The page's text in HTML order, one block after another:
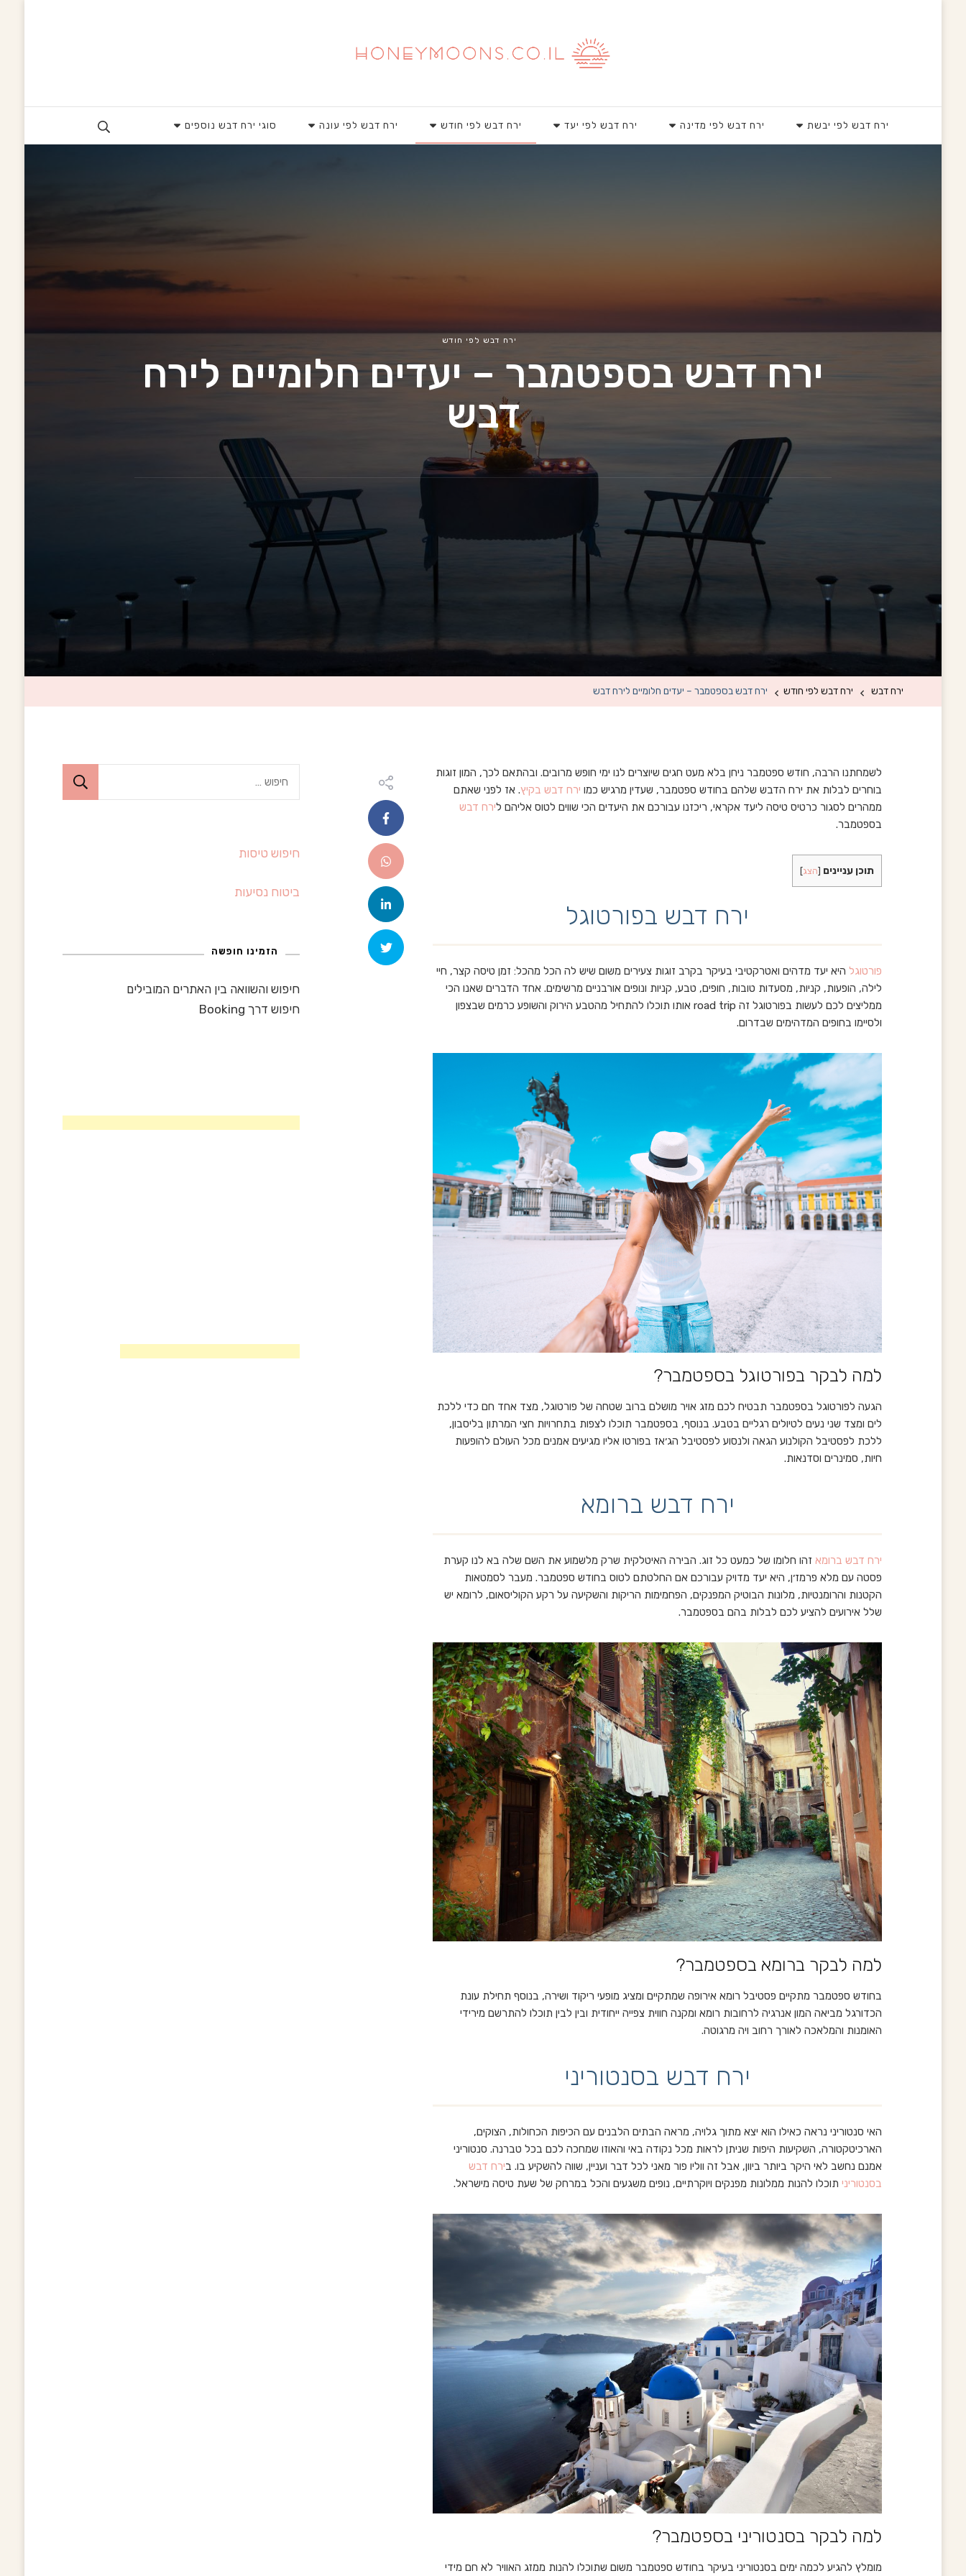
ירח דבש לפי יבשת ירח דבש לפי מדינה ירח דבש לפי יעד ירח דבש לפי חודש ירח דבש לפי עונה סוגי ירח דבש נוספים
ירח דבש לפי חודש
ירח דבש בספטמבר – יעדים חלומיים לירח
דבש
ירח דבש ירח דבש לפי חודש ירח דבש בספטמבר – יעדים חלומיים לירח דבש
לשמחתנו הרבה, חודש ספטמבר ניחן בלא מעט חגים שיוצרים לנו ימי חופש מרובים. ובהתאם לכך, המון זוגות
בוחרים לבלות את ירח הדבש שלהם בחודש ספטמבר, שעדין מרגיש כמו ירח דבש בקיץ. אז לפני שאתם
ממהרים לסגור כרטיס טיסה ליעד אקראי, ריכזנו עבורכם את היעדים הכי שווים לטוס אליהם לירח דבש
בספטמבר.
תוכן עניינים [הצג]
ירח דבש בפורטוגל
פורטוגלהיא יעד מדהים ואטרקטיבי בעיקר בקרב זוגות צעירים משום שיש לה הכל מהכל: זמן טיסה קצר, חיי
לילה, הופעות, קניות, מסעדות טובות, חופים, טבע, קניות ונופים אורבניים מרשימים. אחד הדברים שאנו הכי
ממליצים לכם לעשות בפורטוגל זה road trip אותו תוכלו להתחיל מהטבע הירוק והשופע כרמים שבצפון
ולסיימו בחופים המדהימים שבדרום.
למה לבקר בפורטוגל בספטמבר?
הגעה לפורטוגל בספטמבר תבטיח לכם מזג אויר מושלם ברוב שטחה של פורטוגל, מצד אחד חם כדי ללכת
לים ומצד שני נעים לטיולים רגליים בטבע. בנוסף, בספטמבר תוכלו לצפות בתחרויות חצי המרתון בליסבון,
ללכת לפסטיבל הקולנוע הגאה ולנסוע לפסטיבל הג׳אז בפורטו אליו מגיעים אמנים מכל העולם להופעות
חיות, סמינרים וסדנאות.
ירח דבש ברומא
ירח דבש ברומאזהו חלומו של כמעט כל זוג. הבירה האיטלקית שרק מלשמוע את השם שלה בא לנו קערת
פסטה עם מלא פרמז׳ן, היא יעד מדויק עבורכם אם החלטתם לטוס בחודש ספטמבר. מעבר לסמטאות
הקטנות והרומנטיות, מלונות הבוטיק המפנקים, הפחמימות הריקות והשקיעה על רקע הקוליסאום, לרומא יש
שלל אירועים להציע לכם לבלות בהם בספטמבר.
למה לבקר ברומא בספטמבר?
בחודש ספטמבר מתקיים פסטיבל רומא אירופה שמתקיים ומציג מופעי ריקוד ושירה, בנוסף תחילת עונת
הכדורגל מביאה המון אנרגיה לרחובות רומא ומקנה חווית צפייה ייחודית ובין לבין תוכלו להתרשם מירידי
האומנות והמלאכה לאורך רחוב ויה מרגוטה.
ירח דבש בסנטוריני
האי סנטוריני נראה כאילו הוא יצא מתוך גלויה, מראה הבתים הלבנים עם הכיפות הכחולות, הצוקים,
הארכיטקטורה, השקיעות היפות שניתן לראות מכל נקודה באי והאוזו שמחכה לכם בכל טברנה. סנטוריני
אמנם נחשב לאי היקר ביותר ביוון, אבל זה ווליו פור מאני לכל דבר ועניין, שווה להשקיע בו. בירח דבש
בסנטוריניתוכלו להנות ממלונות מפנקים ויוקרתיים, נופים משגעים והכל במרחק של שעת טיסה מישראל.
למה לבקר בסנטוריני בספטמבר?
מומלץ להגיע לכמה ימים בסנטוריני בעיקר בחודש ספטמבר משום שתוכלו להנות ממזג האוויר לא חם מידי
ש
חיפוש טיסות
ביטוח נסיעות
הזמינו חופשה
חיפוש והשוואה בין האתרים המובילים
חיפוש דרך Booking